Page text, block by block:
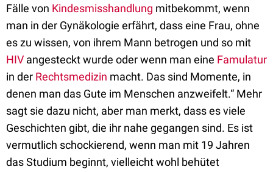
Fälle von Kindesmisshandlung mitbekommt, wenn
man in der Gynäkologie erfährt, dass eine Frau, ohne
es zu wissen, von ihrem Mann betrogen und so mit
HIV angesteckt wurde oder wenn man eine Famulatur
in der Rechtsmedizin macht. Das sind Momente, in
denen man das Gute im Menschen anzweifelt.“ Mehr
sagt sie dazu nicht, aber man merkt, dass es viele
Geschichten gibt, die ihr nahe gegangen sind. Es ist
vermutlich schockierend, wenn man mit 19 Jahren
das Studium beginnt, vielleicht wohl behütet